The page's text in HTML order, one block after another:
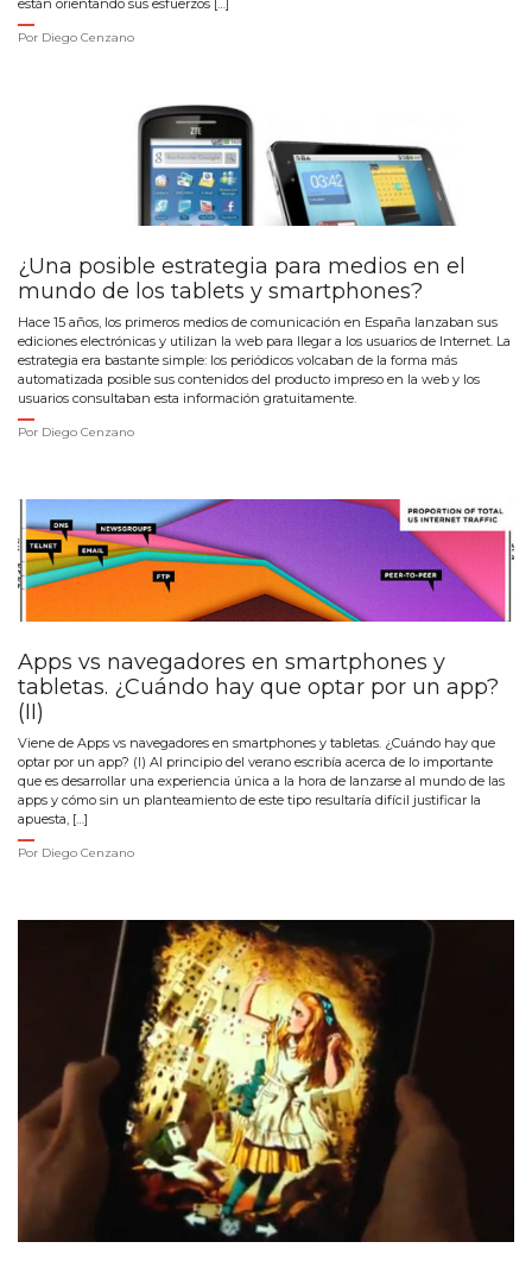
están orientando sus esfuerzos […]
Por Diego Cenzano
¿Una posible estrategia para medios en el
mundo de los tablets y smartphones?
Hace 15 años, los primeros medios de comunicación en España lanzaban sus
ediciones electrónicas y utilizan la web para llegar a los usuarios de Internet. La
estrategia era bastante simple: los periódicos volcaban de la forma más
automatizada posible sus contenidos del producto impreso en la web y los
usuarios consultaban esta información gratuitamente.
Por Diego Cenzano
Apps vs navegadores en smartphones y
tabletas. ¿Cuándo hay que optar por un app?
(II)
Viene de Apps vs navegadores en smartphones y tabletas. ¿Cuándo hay que
optar por un app? (I) Al principio del verano escribía acerca de lo importante
que es desarrollar una experiencia única a la hora de lanzarse al mundo de las
apps y cómo sin un planteamiento de este tipo resultaría difícil justificar la
apuesta, […]
Por Diego Cenzano